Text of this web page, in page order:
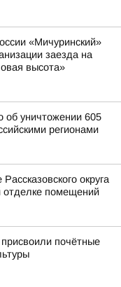
«Мичуринский»
заезда на
высота»
уничтожении 605
регионами
округа
отделке помещений
почётные